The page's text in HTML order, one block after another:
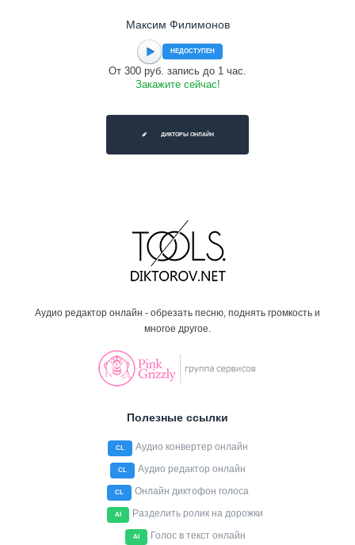
Максим Филимонов
НЕДОСТУПЕН
От 300 руб. запись до 1 час.
Закажите сейчас!
ДИКТОРЫ ОНЛАЙН
Аудио редактор онлайн - обрезать песню, поднять громкость и
многое другое.
Полезные ссылки
CL Аудио конвертер онлайн
CL Аудио редактор онлайн
CL Онлайн диктофон голоса
AI Разделить ролик на дорожки
AI Голос в текст онлайн